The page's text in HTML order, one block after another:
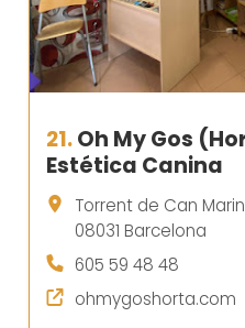
21.Oh My Gos
Estética Canina
Torrent de Can
08031 Barcelona
605 59 48 48
ohmygoshorta.com